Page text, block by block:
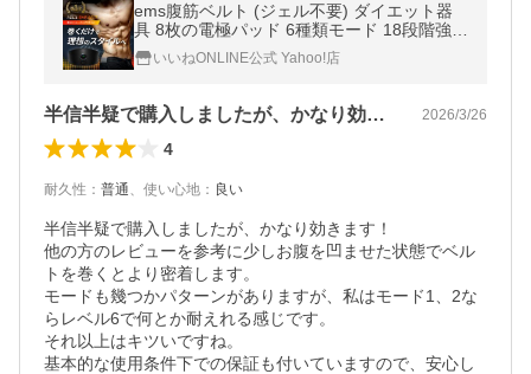
ems腹筋ベルト (ジェル不要) ダイエット器
具 8枚の電極パッド 6種類モード 18段階強度
emsベルト ems 腹筋ベルト 腹筋マシーン U
SB充電式 女性 男性 RELX
いいねONLINE公式 Yahoo!店
半信半疑で購入しましたが、かなり効きま… 2026/3/26
4
耐久性 ： 普通、 使い心地 ： 良い
半信半疑で購入しましたが、かなり効きます！
他の方のレビューを参考に少しお腹を凹ませた状態でベル
トを巻くとより密着します。
モードも幾つかパターンがありますが、私はモード1、2な
らレベル6で何とか耐えれる感じです。
それ以上はキツいですね。
基本的な使用条件下での保証も付いていますので、安心し